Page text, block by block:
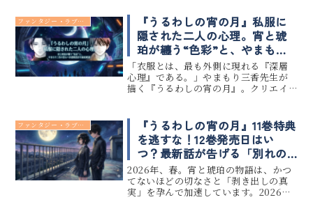
夜の、不意に胸が冷える感じ。この記事
でわかること『うるわしの宵の月』は
本...
ファンタジー・ラブコメ
『うるわしの宵の月』私服に
隠された二人の心理。宵と琥
珀が纏う“色彩”と、やまもり
三香の恐るべき感情設計を徹
底解剖
「衣服とは、最も外側に現れる『深層
心理』である。」やまもり三香先生が
描く『うるわしの宵の月』。クリエイ
ラクターたちが纏う衣服が、単なるフ
ァッションの枠を超えた恐ろしい精度
の...
ファンタジー・ラブコメ
『うるわしの宵の月』11巻特典
を逃すな！12巻発売日はい
つ？最新話が告げる「別れの
予感」と二人の王子の決断
2026年、春。宵と琥珀の物語は、かつ
てないほどの切なさと「剥き出しの真
実」を孕んで加速しています。2026年1